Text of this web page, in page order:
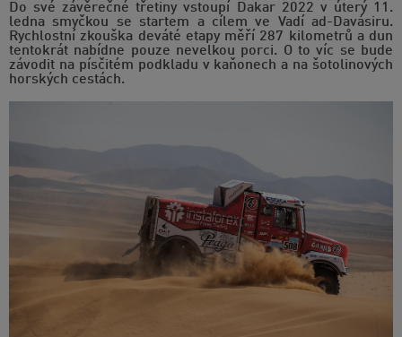
Do své závěrečné třetiny vstoupí Dakar 2022 v úterý 11.
ledna smyčkou se startem a cílem ve Vadí ad-Davásiru.
Rychlostní zkouška deváté etapy měří 287 kilometrů a dun
tentokrát nabídne pouze nevelkou porci. O to víc se bude
závodit na písčitém podkladu v kaňonech a na šotolinových
horských cestách.